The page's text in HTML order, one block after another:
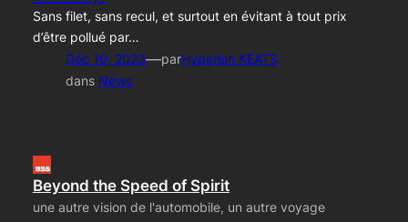
Sans filet, sans recul, et surtout en évitant à tout prix
d’être pollué par…
Déc 10, 2023—parHyperion KEATS
dans News
Beyond the Speed of Spirit
une autre vision de l'automobile, un autre voyage